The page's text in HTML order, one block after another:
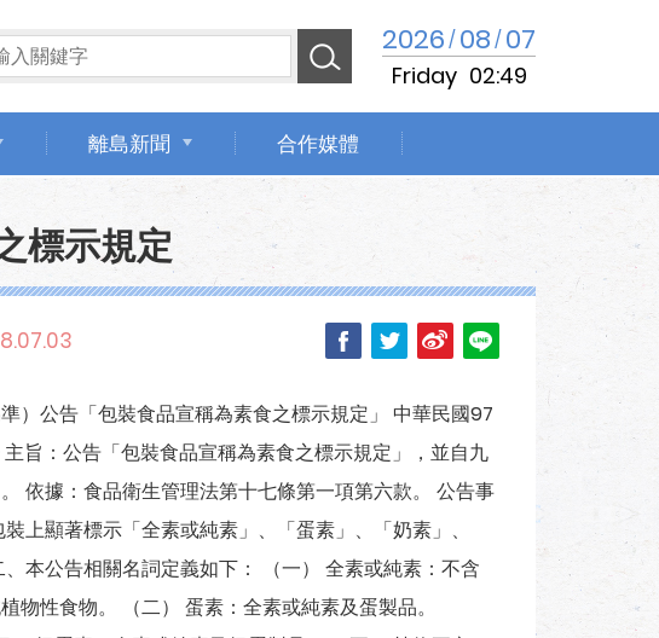
2026/08/07
Friday 02:49
離島新聞 合作媒體
標示規定
）公告「包裝食品宣稱為素食之標示規定」 中華民國97
旨：公告「包裝食品宣稱為素食之標示規定」，並自九
依據：食品衛生管理法第十七條第一項第六款。 公告事
上顯著標示「全素或純素」、「蛋素」、「奶素」、
本公告相關名詞定義如下： （一） 全素或純素：不含
物性食物。 （二） 蛋素：全素或純素及蛋製品。